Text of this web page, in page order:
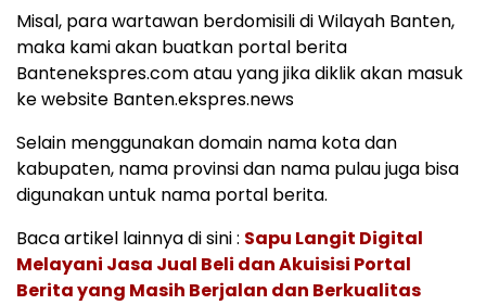
Misal, para wartawan berdomisili di Wilayah Banten,
maka kami akan buatkan portal berita
Bantenekspres.com atau yang jika diklik akan masuk
ke website Banten.ekspres.news
Selain menggunakan domain nama kota dan
kabupaten, nama provinsi dan nama pulau juga bisa
digunakan untuk nama portal berita.
Baca artikel lainnya di sini : Sapu Langit Digital
Melayani Jasa Jual Beli dan Akuisisi Portal
Berita yang Masih Berjalan dan Berkualitas